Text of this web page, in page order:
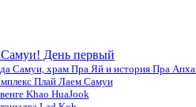
Самуи! День первый
Самуи, храм Пра Яй и история Пра
Плай Лаем Самуи
Khao HuaJook